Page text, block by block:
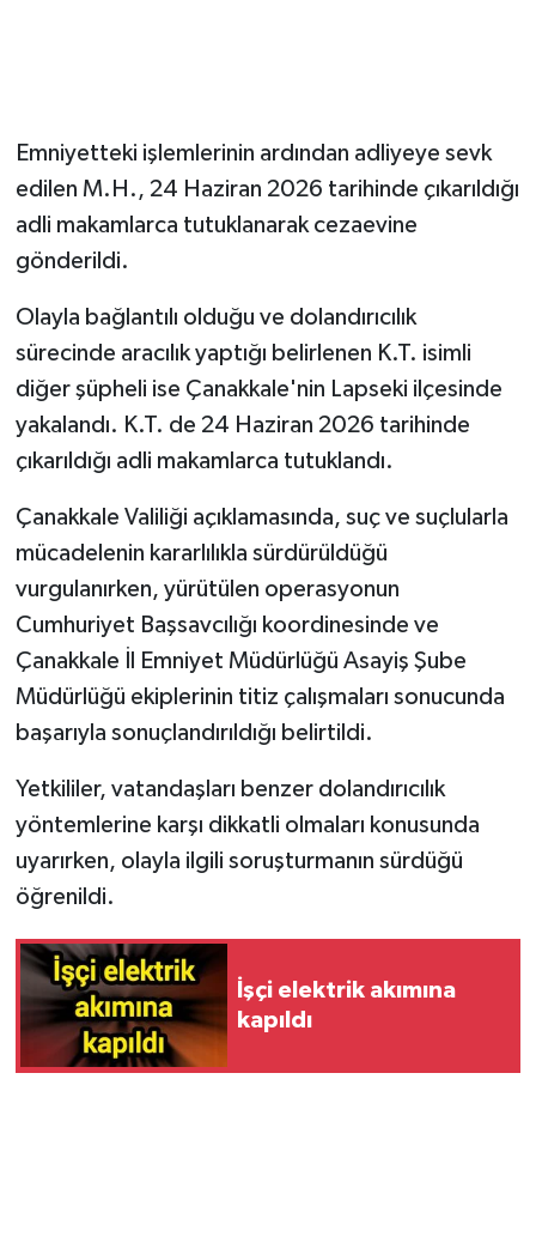
Emniyetteki işlemlerinin ardından adliyeye sevk
edilen M.H., 24 Haziran 2026 tarihinde çıkarıldığı
adli makamlarca tutuklanarak cezaevine
gönderildi.
Olayla bağlantılı olduğu ve dolandırıcılık
sürecinde aracılık yaptığı belirlenen K.T. isimli
diğer şüpheli ise Çanakkale'nin Lapseki ilçesinde
yakalandı. K.T. de 24 Haziran 2026 tarihinde
çıkarıldığı adli makamlarca tutuklandı.
Çanakkale Valiliği açıklamasında, suç ve suçlularla
mücadelenin kararlılıkla sürdürüldüğü
vurgulanırken, yürütülen operasyonun
Cumhuriyet Başsavcılığı koordinesinde ve
Çanakkale İl Emniyet Müdürlüğü Asayiş Şube
Müdürlüğü ekiplerinin titiz çalışmaları sonucunda
başarıyla sonuçlandırıldığı belirtildi.
Yetkililer, vatandaşları benzer dolandırıcılık
yöntemlerine karşı dikkatli olmaları konusunda
uyarırken, olayla ilgili soruşturmanın sürdüğü
öğrenildi.
İşçi elektrik akımına
kapıldı